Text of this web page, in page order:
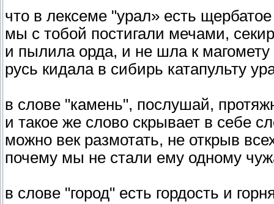
что в лексеме "урал» есть
мы с тобой постигали мечами,
и пылила орда, и не шла к магомету
русь кидала в сибирь катапульту
в слове "камень", послушай,
и такое же слово скрывает в себе
можно век размотать, не открыв
почему мы не стали ему одному
в слове "город" есть гордость и